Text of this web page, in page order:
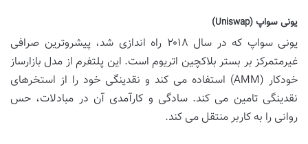
یونی سواپ (Uniswap)
یونی سواپ که در سال ۲۰۱۸ راه اندازی شد، پیشروترین صرافی
غیرمتمرکز بر بستر بلاکچین اتریوم است. این پلتفرم از مدل بازارساز
خودکار (AMM) استفاده می کند و نقدینگی خود را از استخرهای
نقدینگی تامین می کند. سادگی و کارآمدی آن در مبادلات، حس
روانی را به کاربر منتقل می کند.